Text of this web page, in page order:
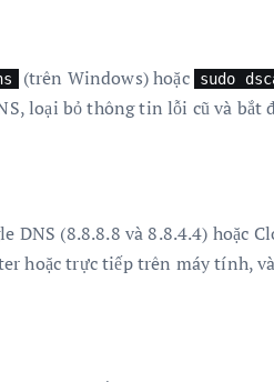
(trên Windows) hoặc sudo
loại bỏ thông tin lỗi cũ và
(8.8.8.8 và 8.8.4.4) hoặc
hoặc trực tiếp trên máy tính,